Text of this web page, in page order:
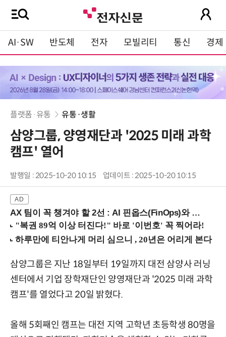
AI·SW 반도체 전자 모빌리티 통신 경제
플랫폼·유통 유통·생활
삼양그룹, 양영재단과 '2025 미래 과학
캠프' 열어
발행일 : 2025-10-20 10:15 업데이트 : 2025-10-20 10:15
AX 팀이 꼭 챙겨야 할 2선 : AI 핀옵스(FinOps)와 토큰 거버넌스 (8/21 잠실역)
삼양그룹은 지난 18일부터 19일까지 대전 삼양사 러닝
센터에서 기업 장학재단인 양영재단과 '2025 미래 과학
캠프'를 열었다고 20일 밝혔다.
올해 5회째인 캠프는 대전 지역 고학년 초등학생 80명을